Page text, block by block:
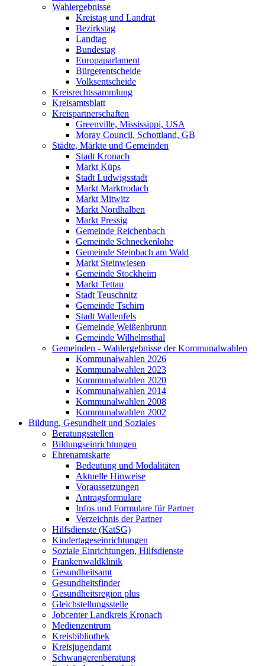
Wahlergebnisse
Kreistag und Landrat
Bezirkstag
Landtag
Bundestag
Europaparlament
Bürgerentscheide
Volksentscheide
Kreisrechtssammlung
Kreisamtsblatt
Kreispartnerschaften
Greenville, Mississippi, USA
Moray Council, Schottland, GB
Städte, Märkte und Gemeinden
Stadt Kronach
Markt Küps
Stadt Ludwigsstadt
Markt Marktrodach
Markt Mitwitz
Markt Nordhalben
Markt Pressig
Gemeinde Reichenbach
Gemeinde Schneckenlohe
Gemeinde Steinbach am Wald
Markt Steinwiesen
Gemeinde Stockheim
Markt Tettau
Stadt Teuschnitz
Gemeinde Tschirn
Stadt Wallenfels
Gemeinde Weißenbrunn
Gemeinde Wilhelmsthal
Gemeinden - Wahlergebnisse der Kommunalwahlen
Kommunalwahlen 2026
Kommunalwahlen 2023
Kommunalwahlen 2020
Kommunalwahlen 2014
Kommunalwahlen 2008
Kommunalwahlen 2002
Bildung, Gesundheit und Soziales
Beratungsstellen
Bildungseinrichtungen
Ehrenamtskarte
Bedeutung und Modalitäten
Aktuelle Hinweise
Voraussetzungen
Antragsformulare
Infos und Formulare für Partner
Verzeichnis der Partner
Hilfsdienste (KatSG)
Kindertageseinrichtungen
Soziale Einrichtungen, Hilfsdienste
Frankenwaldklinik
Gesundheitsamt
Gesundheitsfinder
Gesundheitsregion plus
Gleichstellungsstelle
Jobcenter Landkreis Kronach
Medienzentrum
Kreisbibliothek
Kreisjugendamt
Schwangerenberatung